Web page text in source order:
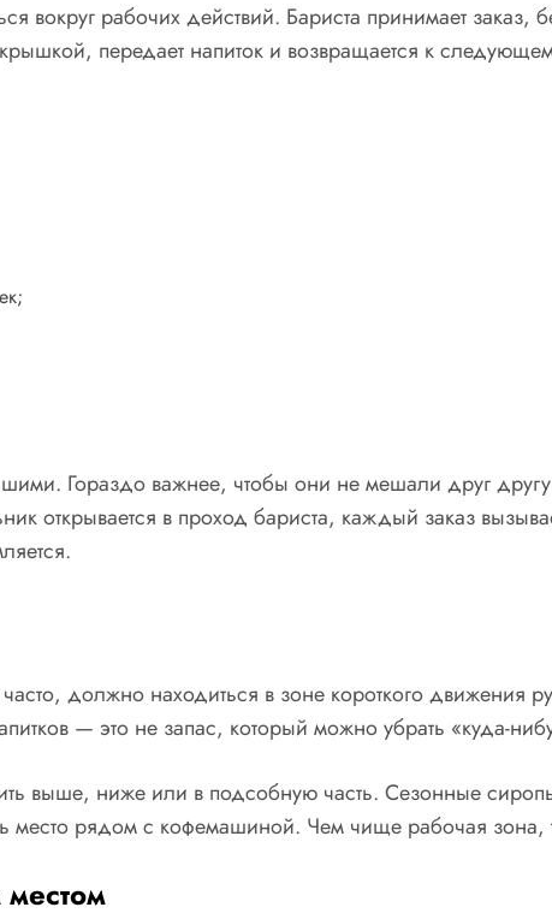
вокруг рабочих действий. Бариста принимает заказ,
передает напиток и возвращается к
Гораздо важнее, чтобы они не мешали друг другу.
открывается в проход бариста, каждый заказ
должно находиться в зоне короткого движения
— это не запас, который можно убрать «куда-
выше, ниже или в подсобную часть. Сезонные
место рядом с кофемашиной. Чем чище рабочая
местом